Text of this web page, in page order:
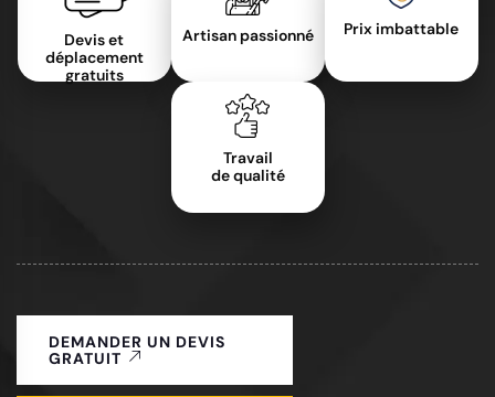
Devis et
déplacement
gratuits
Artisan passionné Prix imbattable
Travail
de qualité
DEMANDER UN DEVIS
GRATUIT